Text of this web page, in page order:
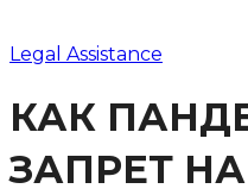
Legal Assistance
КАК
ЗАПРЕТ